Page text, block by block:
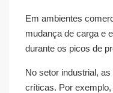
Em ambientes
mudança de carga e
durante os picos de
No setor industrial,
críticas. Por